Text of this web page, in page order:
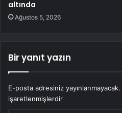
altında
Ağustos 5, 2026
Bir yanıt yazın
E-posta adresiniz yayınlanmayacak.
işaretlenmişlerdir